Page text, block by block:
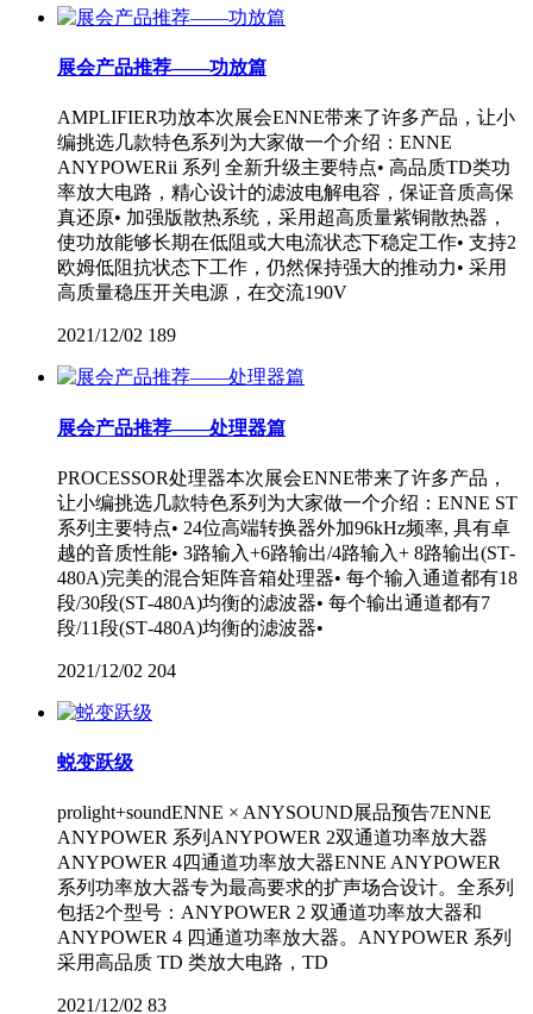
展会产品推荐——功放篇
AMPLIFIER功放本次展会ENNE带来了许多产品，让小
编挑选几款特色系列为大家做一个介绍：ENNE
ANYPOWERii 系列 全新升级主要特点• 高品质TD类功
率放大电路，精心设计的滤波电解电容，保证音质高保
真还原• 加强版散热系统，采用超高质量紫铜散热器，
使功放能够长期在低阻或大电流状态下稳定工作• 支持2
欧姆低阻抗状态下工作，仍然保持强大的推动力• 采用
高质量稳压开关电源，在交流190V
2021/12/02 189
展会产品推荐——处理器篇
PROCESSOR处理器本次展会ENNE带来了许多产品，
让小编挑选几款特色系列为大家做一个介绍：ENNE ST
系列主要特点• 24位高端转换器外加96kHz频率, 具有卓
越的音质性能• 3路输入+6路输出/4路输入+ 8路输出(ST‐
480A)完美的混合矩阵音箱处理器• 每个输入通道都有18
段/30段(ST‐480A)均衡的滤波器• 每个输出通道都有7
段/11段(ST‐480A)均衡的滤波器•
2021/12/02 204
蜕变跃级
prolight+soundENNE × ANYSOUND展品预告7ENNE
ANYPOWER 系列ANYPOWER 2双通道功率放大器
ANYPOWER 4四通道功率放大器ENNE ANYPOWER
系列功率放大器专为最高要求的扩声场合设计。全系列
包括2个型号：ANYPOWER 2 双通道功率放大器和
ANYPOWER 4 四通道功率放大器。ANYPOWER 系列
采用高品质 TD 类放大电路，TD
2021/12/02 83